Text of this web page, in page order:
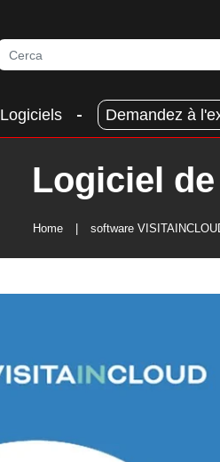
Logiciels Demandez à
Logiciel
Home software